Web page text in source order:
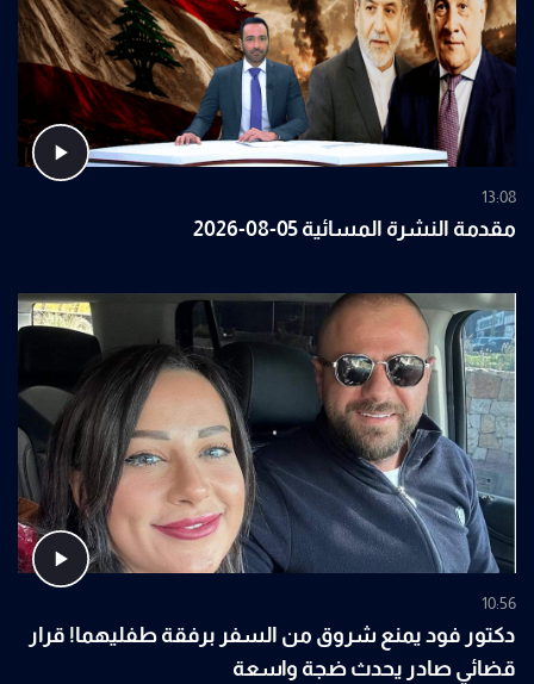
13:08
مقدمة النشرة المسائية 05-08-2026
10:56
دكتور فود يمنع شروق من السفر برفقة طفليهما! قرار
قضائي صادر يحدث ضجة واسعة